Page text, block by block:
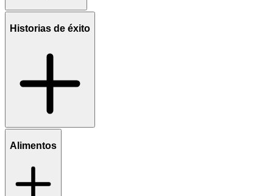
Historias de éxito
Alimentos